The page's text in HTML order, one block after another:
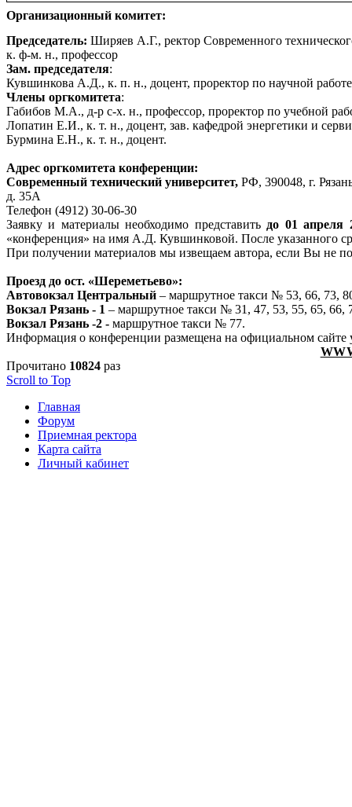
Организационный комитет:
Председатель: Ширяев А.Г., ректор Современного
к. ф-м. н., профессор
Зам. председателя:
Кувшинкова А.Д., к. п. н., доцент, проректор по научной работе
Члены оргкомитета:
Габибов М.А., д-р с-х. н., профессор, проректор по учебной
Лопатин Е.И., к. т. н., доцент, зав. кафедрой энергетики и
Бурмина Е.Н., к. т. н., доцент.
Адрес оргкомитета конференции:
Современный технический университет, РФ, 390048, г.
д. 35А
Телефон (4912) 30-06-30
Заявку и материалы необходимо представить до 01 апреля
«конференция» на имя А.Д. Кувшинковой. После указанного
При получении материалов мы извещаем автора, если Вы не
Проезд до ост. «Шереметьево»:
Автовокзал Центральный – маршрутное такси № 53, 66, 73,
Вокзал Рязань - 1 – маршрутное такси № 31, 47, 53, 55, 65, 66,
Вокзал Рязань -2 - маршрутное такси № 77.
Информация о конференции размещена на официальном сайте
Прочитано 10824 раз
Scroll to Top
Главная
Форум
Приемная ректора
Карта сайта
Личный кабинет